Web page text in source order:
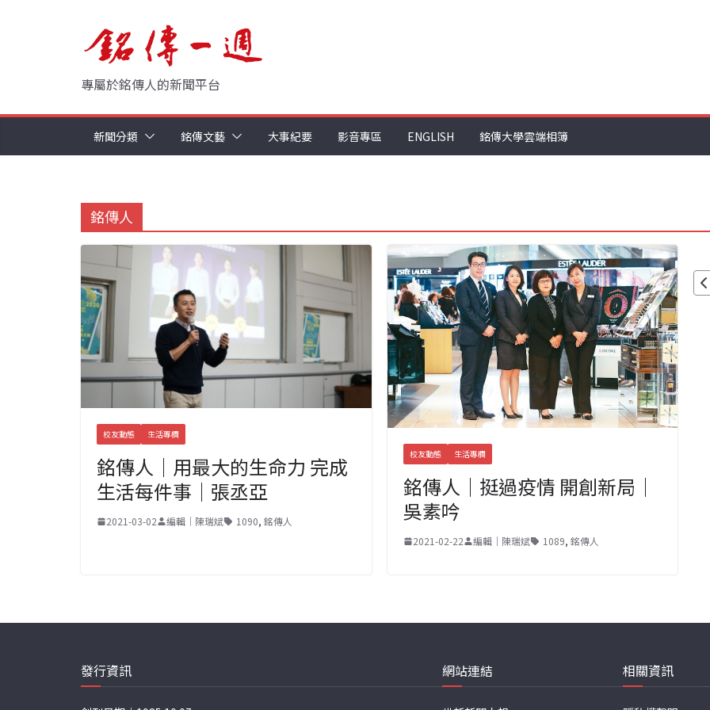
專屬於銘傳人的新聞平台
新聞分類 銘傳文藝 大事紀要 影音專區 ENGLISH 銘傳大學雲端相簿
銘傳人
校友動態 生活專欄
銘傳人｜用最大的生命力 完成
生活每件事｜張丞亞
2021-03-02 編輯｜陳瑞斌 1090, 銘傳人
校友動態 生活專欄
銘傳人｜挺過疫情 開創新局｜
吳素吟
2021-02-22 編輯｜陳瑞斌 1089, 銘傳人
發行資訊 網站連結 相關資訊